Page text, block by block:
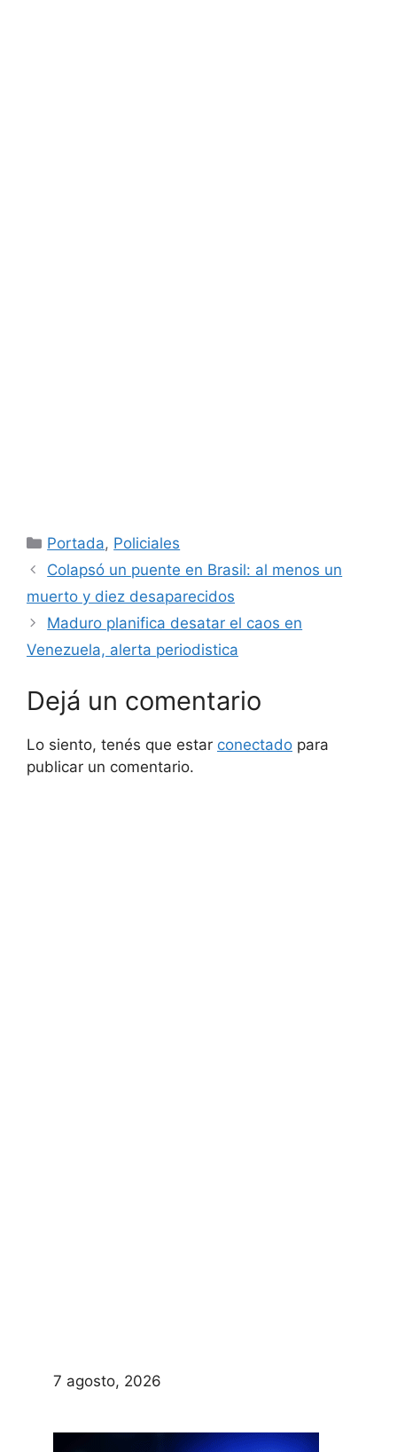
Categorías
Portada, Policiales
Colapsó un puente en Brasil: al menos un
muerto y diez desaparecidos
Maduro planifica desatar el caos en
Venezuela, alerta periodistica
Dejá un comentario
Lo siento, tenés que estar conectado para
publicar un comentario.
7 agosto, 2026